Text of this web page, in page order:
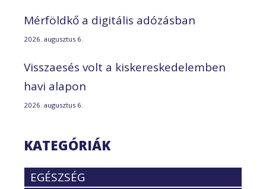
Mérföldkő a digitális adózásban
2026. augusztus 6.
Visszaesés volt a kiskereskedelemben
havi alapon
2026. augusztus 6.
KATEGÓRIÁK
EGÉSZSÉG